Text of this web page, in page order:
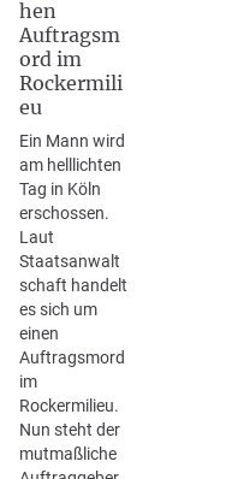
hen
Auftragsm
ord im
Rockermili
eu
Ein Mann wird
am helllichten
Tag in Köln
erschossen.
Laut
Staatsanwalt
schaft handelt
es sich um
einen
Auftragsmord
im
Rockermilieu.
Nun steht der
mutmaßliche